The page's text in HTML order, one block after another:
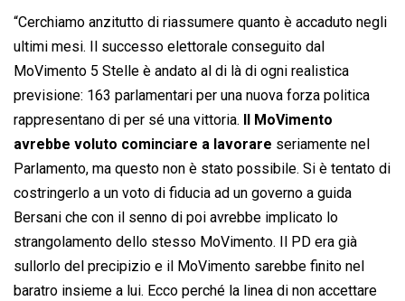
c
e
b
o
o
k
a
t
s
A
p
p
n
k
e
d
I
n
r
e
a
d
s
a
i
l
p
y
L
i
n
k
i
n
t
“Cerchiamo anzitutto di riassumere quanto è accaduto negli
ultimi mesi. Il successo elettorale conseguito dal
MoVimento 5 Stelle è andato al di là di ogni realistica
previsione: 163 parlamentari per una nuova forza politica
rappresentano di per sé una vittoria.
Il MoVimento
avrebbe voluto cominciare a lavorare seriamente nel
Parlamento, ma questo non è stato possibile. Si è tentato di
costringerlo a un voto di fiducia ad un governo a guida
Bersani che con il senno di poi avrebbe implicato lo
strangolamento dello stesso MoVimento. Il PD era già
sullorlo del precipizio e il MoVimento sarebbe finito nel
baratro insieme a lui. Ecco perché la linea di non accettare